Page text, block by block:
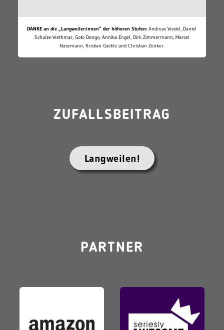
DANKE an die „Langweiler:innen“ der höheren Stufen: Andreas Wedel, Daniel
Schulze-Wethmar, Goto Dengo, Annika Engel, Dirk Zimmermann, Marcel
Nasemann, Kristian Gäckle und Christian Zenker.
ZUFALLSBEITRAG
Langweilen!
PARTNER